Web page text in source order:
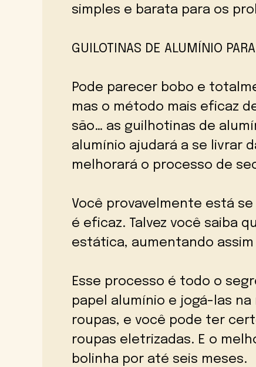
simples e barata para os
GUILOTINAS DE ALUMÍNIO
Pode parecer bobo e
mas o método mais eficaz
são… as guilhotinas de
alumínio ajudará a se livrar
melhorará o processo de
Você provavelmente está
é eficaz. Talvez você saiba
estática, aumentando
Esse processo é todo o
papel alumínio e jogá-las
roupas, e você pode ter
roupas eletrizadas. E o
bolinha por até seis meses.